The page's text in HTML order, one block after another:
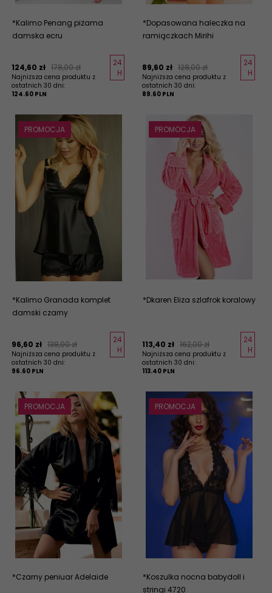
*Kalimo Penang piżama
damska ecru
124,60 zł 178,00 zł
Najniższa cena produktu z
ostatnich 30 dni:
124.60 PLN
24
H
*Dopasowana haleczka na
ramiączkach Mirihi
89,60 zł 128,00 zł
Najniższa cena produktu z
ostatnich 30 dni:
89.60 PLN
24
H
PROMOCJA
*Kalimo Granada komplet
damski czarny
96,60 zł 138,00 zł
Najniższa cena produktu z
ostatnich 30 dni:
96.60 PLN
24
H
PROMOCJA
*Dkaren Eliza szlafrok koralowy
113,40 zł 162,00 zł
Najniższa cena produktu z
ostatnich 30 dni:
113.40 PLN
24
H
PROMOCJA
*Czarny peniuar Adelaide
PROMOCJA
*Koszulka nocna babydoll i
stringi 4720